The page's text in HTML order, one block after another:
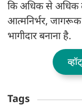
कि अधिक से अधिक
आत्मनिर्भर,
भागीदार बनाना है.
Tags